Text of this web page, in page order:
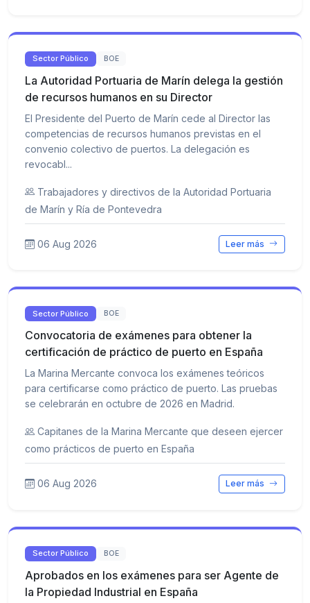
Sector Público BOE
La Autoridad Portuaria de Marín delega la gestión
de recursos humanos en su Director
El Presidente del Puerto de Marín cede al Director las
competencias de recursos humanos previstas en el
convenio colectivo de puertos. La delegación es
revocabl...
Trabajadores y directivos de la Autoridad Portuaria
de Marín y Ría de Pontevedra
06 Aug 2026 Leer más
Sector Público BOE
Convocatoria de exámenes para obtener la
certificación de práctico de puerto en España
La Marina Mercante convoca los exámenes teóricos
para certificarse como práctico de puerto. Las pruebas
se celebrarán en octubre de 2026 en Madrid.
Capitanes de la Marina Mercante que deseen ejercer
como prácticos de puerto en España
06 Aug 2026 Leer más
Sector Público BOE
Aprobados en los exámenes para ser Agente de
la Propiedad Industrial en España